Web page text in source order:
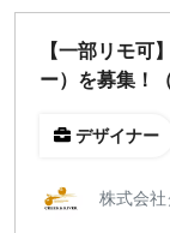
【一部リモ可
ー）を募集！
デザイナー
株式会